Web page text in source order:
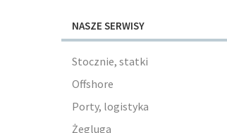
NASZE SERWISY
Stocznie, statki
Offshore
Porty, logistyka
Żegluga